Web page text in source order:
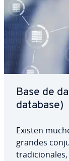
Base de
database)
Existen
grandes